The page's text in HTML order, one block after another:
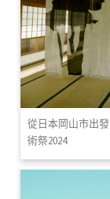
從日本岡山市出
術祭2024